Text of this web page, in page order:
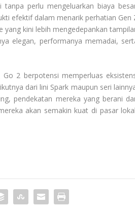
perlu mengeluarkan biaya
efektif dalam menarik perhatian Gen
kini lebih mengedepankan
elegan, performanya memadai,
2 berpotensi memperluas
dari lini Spark maupun seri
pendekatan mereka yang berani
akan semakin kuat di pasar